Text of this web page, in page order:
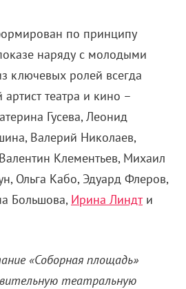
по принципу
наряду с молодыми
ключевых ролей всегда
артист театра и кино –
Гусева, Леонид
Валерий Николаев,
Клементьев, Михаил
Ольга Кабо, Эдуард Флеров,
Большова, Ирина Линдти
«Соборная площадь»
театральную